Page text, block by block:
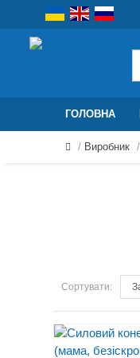
ГОЛОВНА
Виробник
Сортувати: